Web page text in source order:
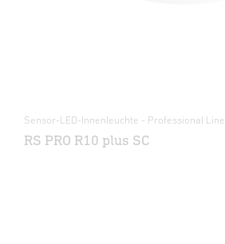
Sensor-LED-Innenleuchte - Professional Line
RS PRO R10 plus SC